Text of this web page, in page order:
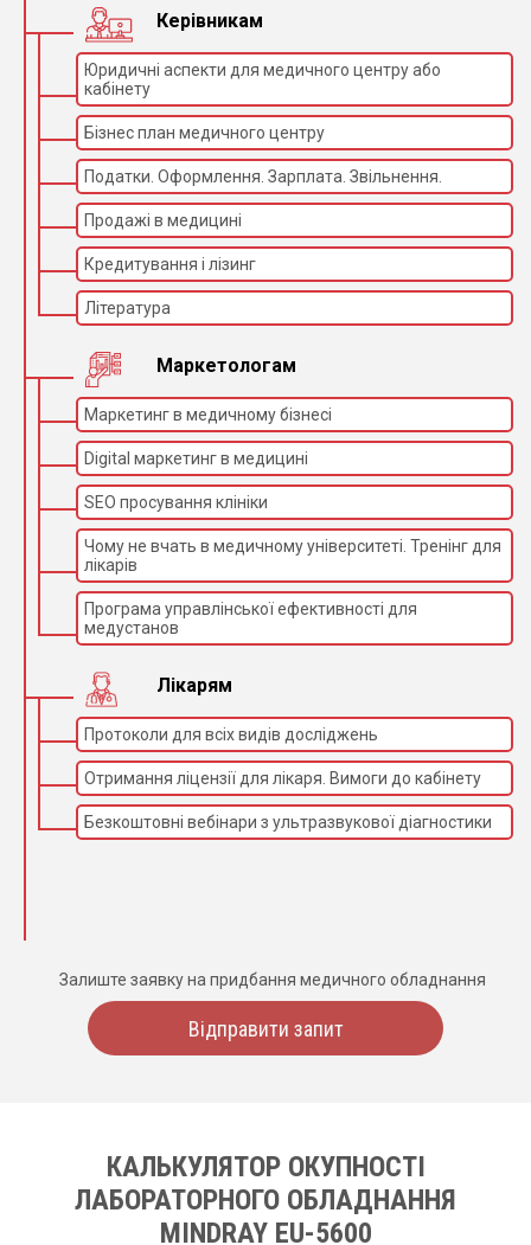
Керівникам
Юридичні аспекти для медичного центру або
кабінету
Бізнес план медичного центру
Податки. Оформлення. Зарплата. Звільнення.
Продажі в медицині
Кредитування і лізинг
Література
Маркетологам
Маркетинг в медичному бізнесі
Digital маркетинг в медицині
SEO просування клініки
Чому не вчать в медичному університеті. Тренінг для
лікарів
Програма управлінської ефективності для
медустанов
Лікарям
Протоколи для всіх видів досліджень
Отримання ліцензії для лікаря. Вимоги до кабінету
Безкоштовні вебінари з ультразвукової діагностики
Залиште заявку на придбання медичного обладнання
Відправити запит
КАЛЬКУЛЯТОР ОКУПНОСТІ
ЛАБОРАТОРНОГО ОБЛАДНАННЯ
MINDRAY EU-5600